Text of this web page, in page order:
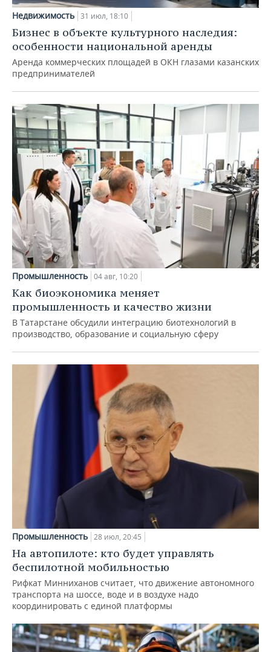
Недвижимость 31 июл, 18:10
Бизнес в объекте культурного наследия:
особенности национальной аренды
Аренда коммерческих площадей в ОКН глазами казанских
предпринимателей
Промышленность 04 авг, 10:20
Как биоэкономика меняет
промышленность и качество жизни
В Татарстане обсудили интеграцию биотехнологий в
производство, образование и социальную сферу
Промышленность 28 июл, 20:45
На автопилоте: кто будет управлять
беспилотной мобильностью
Рифкат Минниханов считает, что движение автономного
транспорта на шоссе, воде и в воздухе надо
координировать с единой платформы